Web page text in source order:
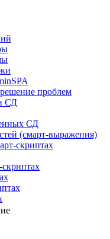
проблем
СД
СД
(смарт-выражения)
скриптах